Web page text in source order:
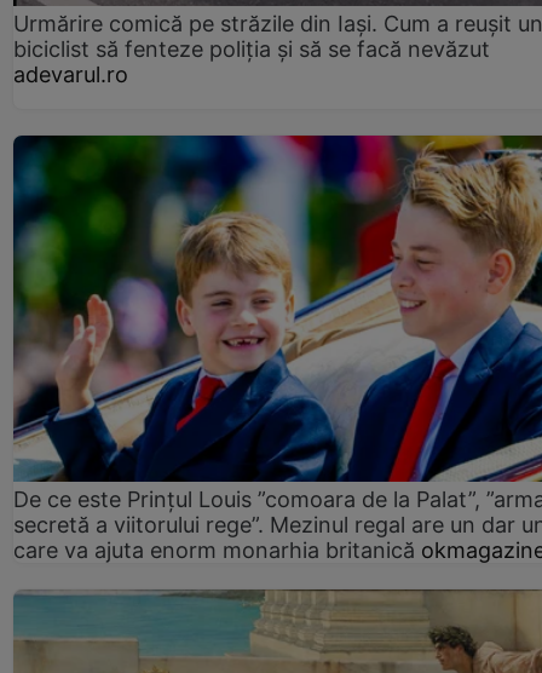
Urmărire comică pe străzile din Iași. Cum a reușit un
biciclist să fenteze poliția și să se facă nevăzut
adevarul.ro
De ce este Prințul Louis ”comoara de la Palat”,
secretă a viitorului rege”. Mezinul regal are un dar
care va ajuta enorm monarhia britanică